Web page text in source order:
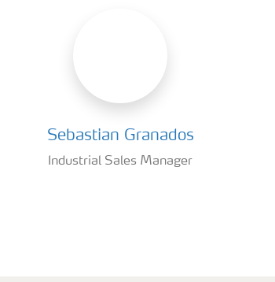
Sebastian Granados
Industrial Sales Manager